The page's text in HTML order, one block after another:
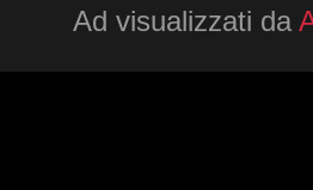
Ad visualizzati da